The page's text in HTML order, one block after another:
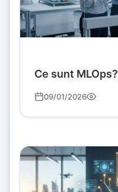
Ce sunt MLOps?
09/01/2026